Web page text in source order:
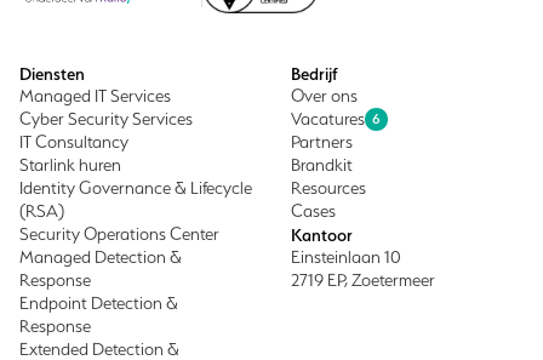
Bedrijf
Over ons
Vacatures 6
Partners
Brandkit
Resources
Cases
Kantoor
Einsteinlaan 10
2719 EP, Zoetermeer
Diensten
Managed IT Services
Cyber Security Services
IT Consultancy
Starlink huren
Identity Governance & Lifecycle
(RSA)
Security Operations Center
Managed Detection &
Response
Endpoint Detection &
Response
Extended Detection &